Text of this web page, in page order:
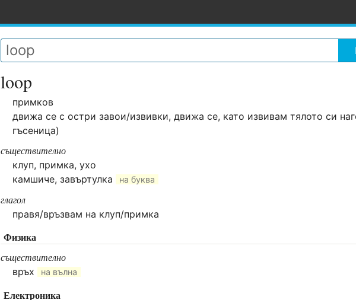
loop
примков
движа се с остри завои/извивки, движа се, като извивам тялото си
гъсеница)
съществително
клуп, примка, ухо
камшиче, завъртулка
на буква
глагол
правя/връзвам на клуп/примка
Физика
съществително
връх на вълна
Електроника